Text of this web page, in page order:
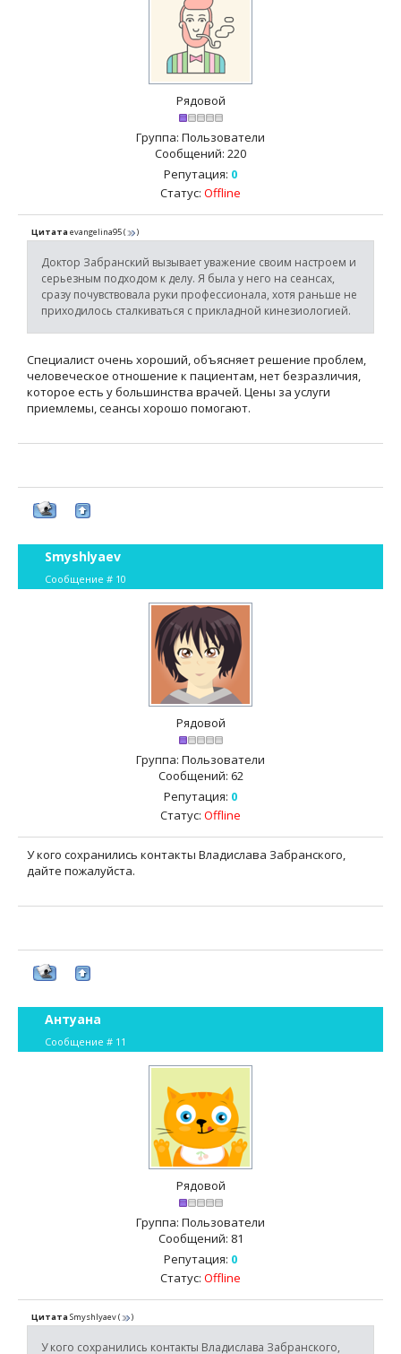
Рядовой
Группа: Пользователи
Сообщений: 220
Репутация: 0
Статус: Offline
Цитатаevangelina95( )
Доктор Забранский вызывает уважение своим настроем и
серьезным подходом к делу. Я была у него на сеансах,
сразу почувствовала руки профессионала, хотя раньше не
приходилось сталкиваться с прикладной кинезиологией.
Специалист очень хороший, объясняет решение проблем,
человеческое отношение к пациентам, нет безразличия,
которое есть у большинства врачей. Цены за услуги
приемлемы, сеансы хорошо помогают.
Smyshlyaev
Сообщение # 10
Рядовой
Группа: Пользователи
Сообщений: 62
Репутация: 0
Статус: Offline
У кого сохранились контакты Владислава Забранского,
дайте пожалуйста.
Антуана
Сообщение # 11
Рядовой
Группа: Пользователи
Сообщений: 81
Репутация: 0
Статус: Offline
ЦитатаSmyshlyaev( )
У кого сохранились контакты Владислава Забранского,